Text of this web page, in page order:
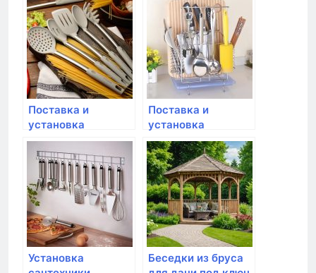
Поставка и
установка
кондиционеров в
офисном
помещении
Поставка и
установка
бризеров в
детском саду
Установка
Беседки из бруса